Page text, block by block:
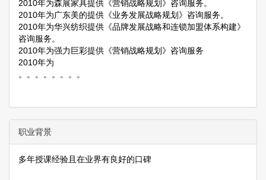
2010年为森展家具提供《营销战略规划》咨询服务。
2010年为广东美的提供《业务发展战略规划》咨询服务。
2010年为华兴纺织提供《品牌发展战略和连锁加盟体系构建》
咨询服务。
2010年为强力巨彩提供《营销战略规划》咨询服务
2010年为
。。。。。。。。
职业背景
多年授课经验且在业界有良好的口碑